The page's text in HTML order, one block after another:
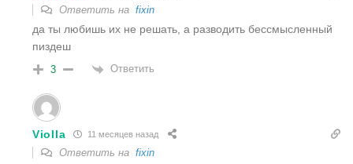
Ответить на fixin
да ты любишь их не решать, а разводить бессмысленный
пиздеш
3 Ответить
Violla 11 месяцев назад
Ответить на fixin